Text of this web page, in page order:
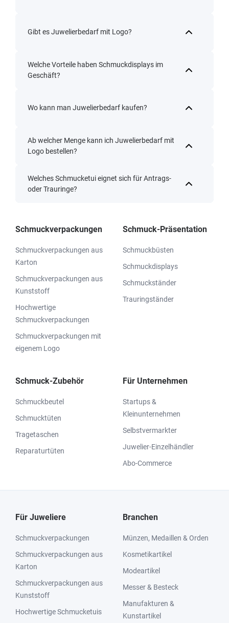
Gibt es Juwelierbedarf mit Logo?
Welche Vorteile haben Schmuckdisplays im
Geschäft?
Wo kann man Juwelierbedarf kaufen?
Ab welcher Menge kann ich Juwelierbedarf mit
Logo bestellen?
Welches Schmucketui eignet sich für Antrags-
oder Trauringe?
Schmuckverpackungen
Schmuckverpackungen aus
Karton
Schmuckverpackungen aus
Kunststoff
Hochwertige
Schmuckverpackungen
Schmuckverpackungen mit
eigenem Logo
Schmuck-Präsentation
Schmuckbüsten
Schmuckdisplays
Schmuckständer
Trauringständer
Schmuck-Zubehör
Schmuckbeutel
Schmucktüten
Tragetaschen
Reparaturtüten
Für Unternehmen
Startups &
Kleinunternehmen
Selbstvermarkter
Juwelier-Einzelhändler
Abo-Commerce
Für Juweliere
Schmuckverpackungen
Schmuckverpackungen aus
Karton
Schmuckverpackungen aus
Kunststoff
Hochwertige Schmucketuis
Branchen
Münzen, Medaillen & Orden
Kosmetikartikel
Modeartikel
Messer & Besteck
Manufakturen &
Kunstartikel